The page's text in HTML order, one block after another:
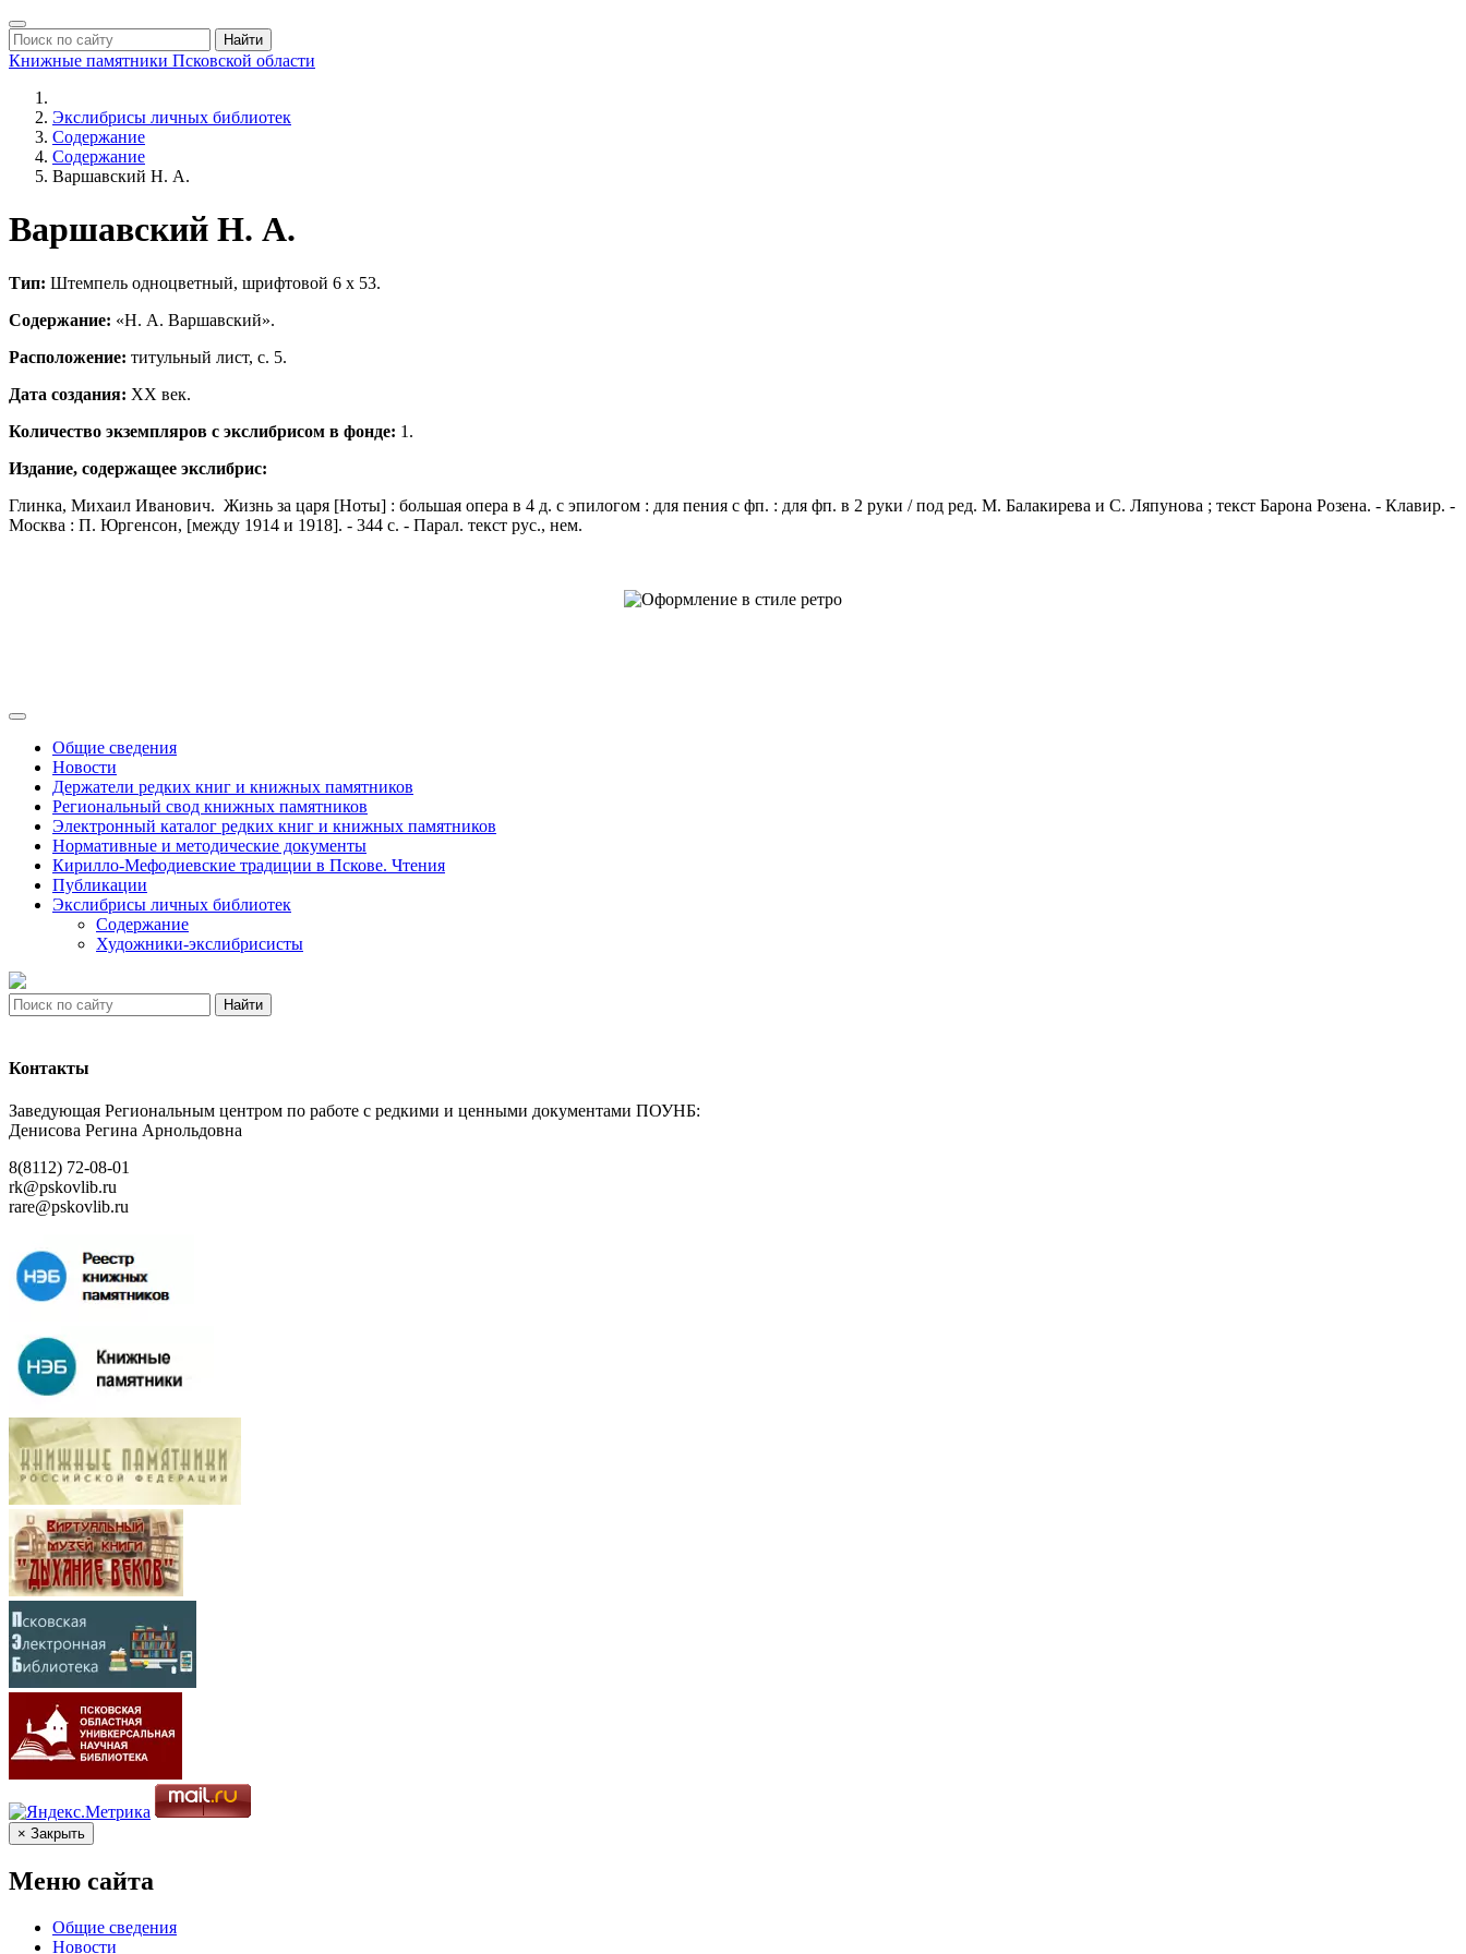
Найти
Книжные памятники Псковской области
Экслибрисы личных библиотек
Содержание
Содержание
Варшавский Н. А.
Варшавский Н. А.
Тип: Штемпель одноцветный, шрифтовой 6 х 53.
Содержание: «Н. А. Варшавский».
Расположение: титульный лист, с. 5.
Дата создания: ХХ век.
Количество экземпляров с экслибрисом в фонде: 1.
Издание, содержащее экслибрис:
Глинка, Михаил Иванович. Жизнь за царя [Ноты] : большая опера в 4 д. с эпилогом : для пения с фп. : для фп. в 2 руки / под ред. М. Балакирева и С. Ляпунова ; текст Барона Розена. - Клавир. -
Москва : П. Юргенсон, [между 1914 и 1918]. - 344 с. - Парал. текст рус., нем.
Общие сведения
Новости
Держатели редких книг и книжных памятников
Региональный свод книжных памятников
Электронный каталог редких книг и книжных памятников
Нормативные и методические документы
Кирилло-Мефодиевские традиции в Пскове. Чтения
Публикации
Экслибрисы личных библиотек
Содержание
Художники-экслибрисисты
Найти
Контакты
Заведующая Региональным центром по работе с редкими и ценными документами ПОУНБ:
Денисова Регина Арнольдовна
8(8112) 72-08-01
rk@pskovlib.ru
rare@pskovlib.ru
× Закрыть
Меню сайта
Общие сведения
Новости